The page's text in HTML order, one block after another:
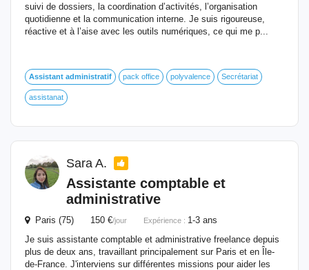
suivi de dossiers, la coordination d’activités, l’organisation
quotidienne et la communication interne. Je suis rigoureuse,
réactive et à l’aise avec les outils numériques, ce qui me p...
Assistant administratif pack office polyvalence Secrétariat
assistanat
Sara A.
Assistante comptable et
administrative
Paris (75) 150 €/jour Expérience : 1-3 ans
Je suis assistante comptable et administrative freelance depuis
plus de deux ans, travaillant principalement sur Paris et en Île-
de-France. J'interviens sur différentes missions pour aider les